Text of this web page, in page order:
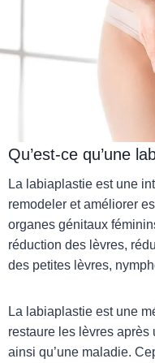
Qu’est-ce qu’une
La labiaplastie est une
remodeler et améliorer
organes génitaux
réduction des lèvres,
des petites lèvres,
La labiaplastie est une
restaure les lèvres
ainsi qu’une maladie.